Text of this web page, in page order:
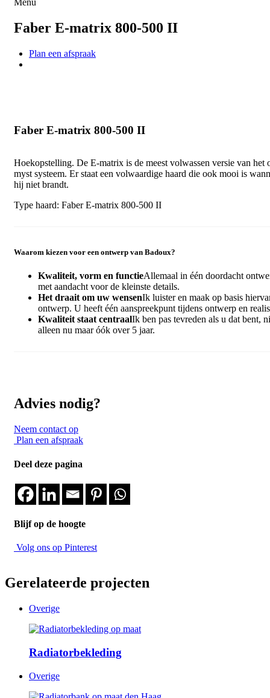
Menu
Faber E-matrix 800-500 II
Plan een afspraak
Faber E-matrix 800-500 II
Hoekopstelling. De E-matrix is de meest volwassen versie van het
myst systeem. Er staat een volwaardige haard die ook mooi is
hij niet brandt.
Type haard: Faber E-matrix 800-500 II
Waarom kiezen voor een ontwerp van Badoux?
Kwaliteit, vorm en functieAllemaal in één doordacht
met aandacht voor de kleinste details.
Het draait om uw wensenIk luister en maak op basis
ontwerp. U heeft één aanspreekpunt tijdens ontwerp en
Kwaliteit staat centraalIk ben pas tevreden als u dat bent,
alleen nu maar óók over 5 jaar.
Advies nodig?
Neem contact op
Plan een afspraak
Deel deze pagina
Blijf op de hoogte
Volg ons op Pinterest
Gerelateerde projecten
Overige
Radiatorbekleding
Overige